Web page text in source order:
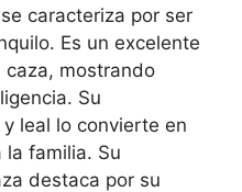
caracteriza por ser
Es un excelente
caza, mostrando
Su
leal lo convierte en
la familia. Su
destaca por su